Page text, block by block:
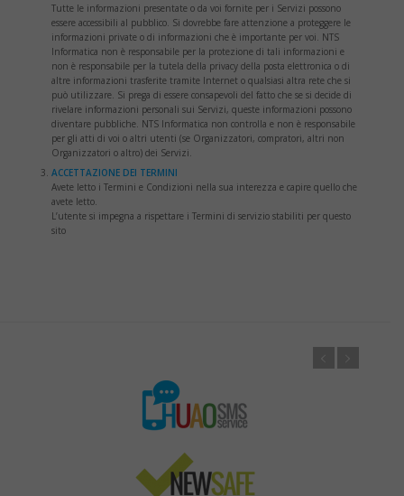
Tutte le informazioni presentate o da voi fornite per i Servizi possono
essere accessibili al pubblico. Si dovrebbe fare attenzione a proteggere le
informazioni private o di informazioni che è importante per voi. NTS
Informatica non è responsabile per la protezione di tali informazioni e
non è responsabile per la tutela della privacy della posta elettronica o di
altre informazioni trasferite tramite Internet o qualsiasi altra rete che si
può utilizzare. Si prega di essere consapevoli del fatto che se si decide di
rivelare informazioni personali sui Servizi, queste informazioni possono
diventare pubbliche. NTS Informatica non controlla e non è responsabile
per gli atti di voi o altri utenti (se Organizzatori, compratori, altri non
Organizzatori o altro) dei Servizi.
ACCETTAZIONE DEI TERMINI
Avete letto i Termini e Condizioni nella sua interezza e capire quello che
avete letto.
L’utente si impegna a rispettare i Termini di servizio stabiliti per questo
sito